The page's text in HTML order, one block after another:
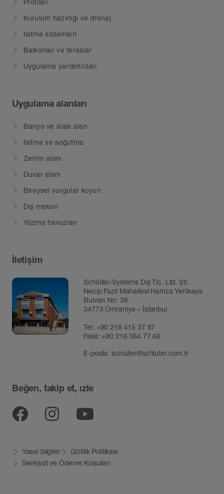
Kurulum hazırlığı ve drenaj
Isıtma sistemleri
Balkonlar ve teraslar
Uygulama yardımcıları
Uygulama alanları
Banyo ve ıslak alan
Isıtma ve soğutma
Zemin alanı
Duvar alanı
Bireysel vurgular koyun
Dış mekan
Yüzme havuzları
İletişim
Schlüter-Systems Dış Tic. Ltd. Şti.
Necip Fazıl Mahallesi Hamza Yerlikaya
Bulvarı No: 38
34773 Ümraniye – İstanbul
Tel: +90 216 415 37 87
Faks: +90 216 364 77 66
E-posta:schluter@schluter.com.tr
Beğen, takip et, ızle
Facebook
Instagram
Yasal bilgiler
Gizlilik Politikası
Sevkiyat ve Ödeme Koșulları